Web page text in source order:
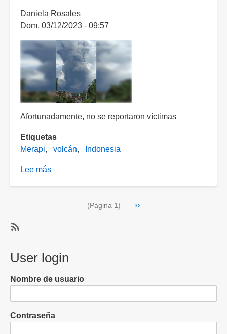
de
volcán
en
Indonesia
Daniela Rosales
Dom, 03/12/2023 - 09:57
Afortunadamente, no se reportaron víctimas
Etiquetas
Merapi
volcán Indonesia
Lee más
Indonesia
cubre
pueblos
ceniza
(Página 1)
Siguiente
››
a
volcán
User login
Nombre de usuario
Contraseña